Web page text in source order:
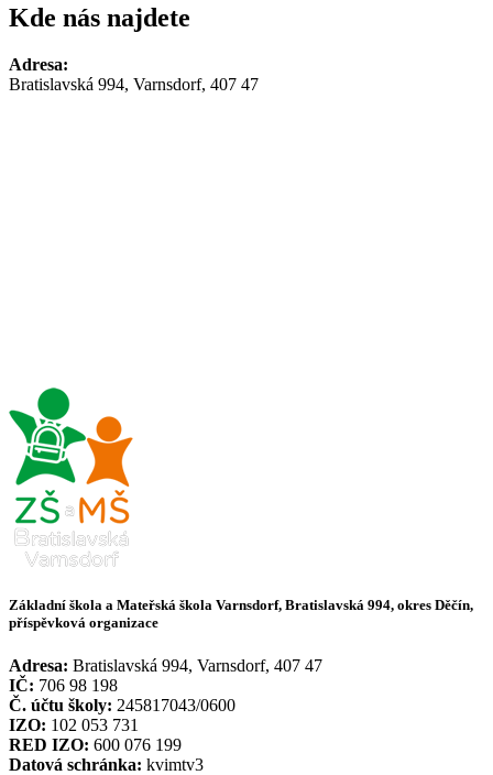
Kde nás najdete
Adresa:
Bratislavská 994, Varnsdorf, 407 47
Základní škola a Mateřská škola Varnsdorf, Bratislavská 994, okres Děčín,
příspěvková organizace
Adresa: Bratislavská 994, Varnsdorf, 407 47
IČ: 706 98 198
Č. účtu školy: 245817043/0600
IZO: 102 053 731
RED IZO: 600 076 199
Datová schránka: kvimtv3